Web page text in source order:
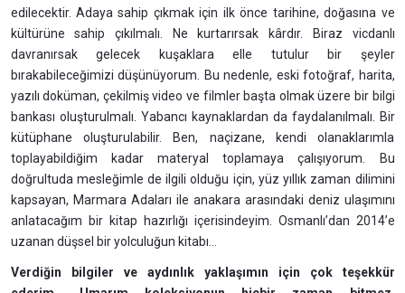
edilecektir. Adaya sahip çıkmak için ilk önce tarihine, doğasına ve
kültürüne sahip çıkılmalı. Ne kurtarırsak kârdır. Biraz vicdanlı
davranırsak gelecek kuşaklara elle tutulur bir şeyler
bırakabileceğimizi düşünüyorum. Bu nedenle, eski fotoğraf, harita,
yazılı doküman, çekilmiş video ve filmler başta olmak üzere bir bilgi
bankası oluşturulmalı. Yabancı kaynaklardan da faydalanılmalı. Bir
kütüphane oluşturulabilir. Ben, naçizane, kendi olanaklarımla
toplayabildiğim kadar materyal toplamaya çalışıyorum. Bu
doğrultuda mesleğimle de ilgili olduğu için, yüz yıllık zaman dilimini
kapsayan, Marmara Adaları ile anakara arasındaki deniz ulaşımını
anlatacağım bir kitap hazırlığı içerisindeyim. Osmanlı’dan 2014’e
uzanan düşsel bir yolculuğun kitabı…
Verdiğin bilgiler ve aydınlık yaklaşımın için çok teşekkür